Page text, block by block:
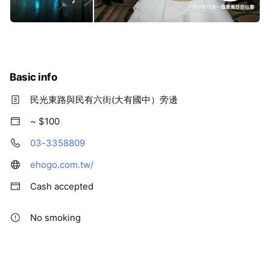
貨批售👍歡迎來尋寶✨
Basic info
民光東路與民有六街(大有國中）旁邊
~ $100
03-3358809
ehogo.com.tw/
Cash accepted
No smoking